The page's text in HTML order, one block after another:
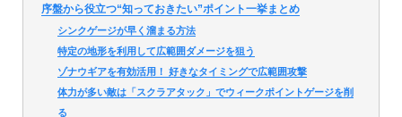
序盤から役立つ“知っておきたい”ポイント一挙まとめ
シンクゲージが早く溜まる方法
特定の地形を利用して広範囲ダメージを狙う
ゾナウギアを有効活用！ 好きなタイミングで広範囲攻撃
体力が多い敵は「スクラアタック」でウィークポイントゲージを削
る